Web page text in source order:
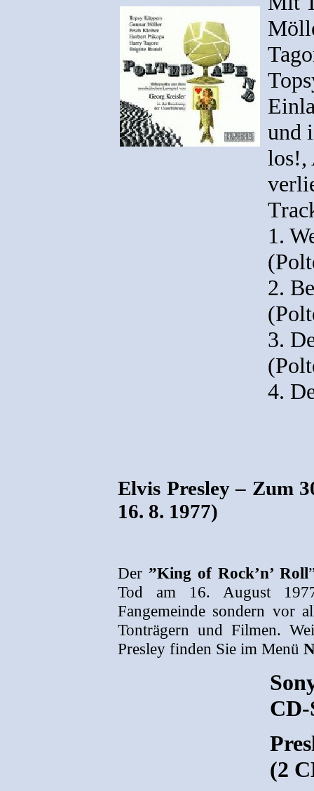
und
los!,
1.
2.
3.
4.
Elvis Presley – Zum
16. 8. 1977)
Der”King of Rock’n’ Roll
Tod am 16. August
Fangemeinde sondern vor
Tonträgern und Filmen.
Presley finden Sie im Menü
CD-
(2